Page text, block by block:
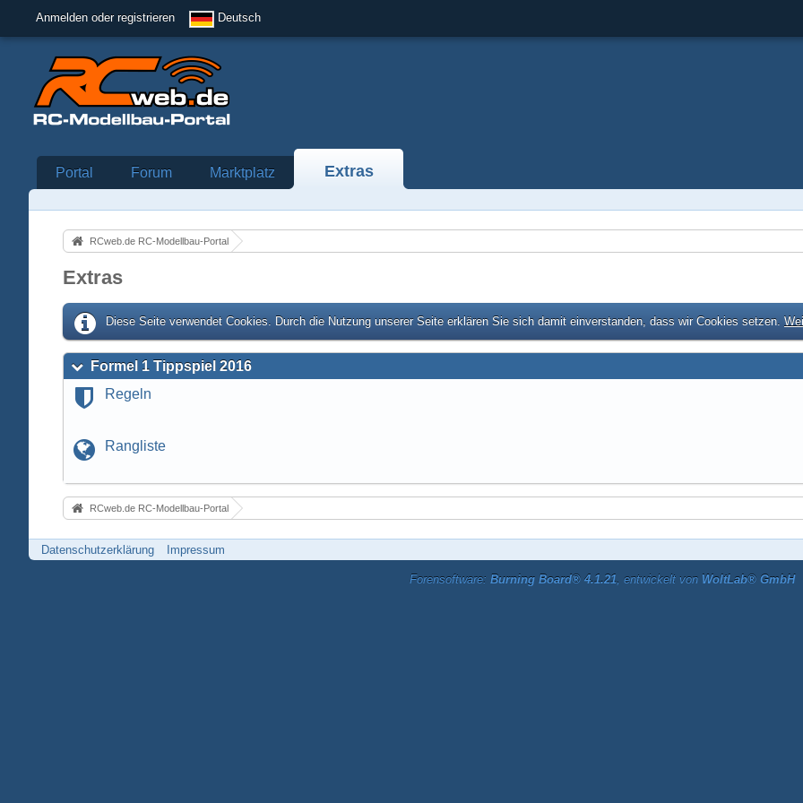
Anmelden oder registrieren Deutsch
Portal Forum Marktplatz Extras
RCweb.de RC-Modellbau-Portal
Extras
Diese Seite verwendet Cookies. Durch die Nutzung unserer Seite erklären Sie sich damit einverstanden, dass wir Cookies setzen.
Formel 1 Tippspiel 2016
Regeln
Rangliste
RCweb.de RC-Modellbau-Portal
Datenschutzerklärung Impressum
Forensoftware: Burning Board® 4.1.21, entwickelt von WoltLab® GmbH